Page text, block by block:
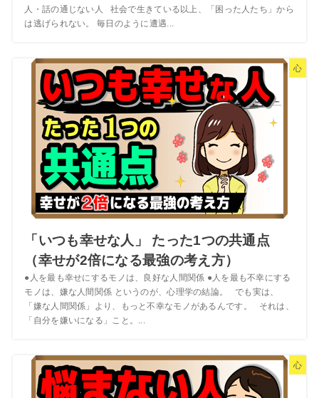
人・話の通じない人 社会で生きている以上、「困った人たち」から
は逃げられない。 毎日のように遭遇...
心
「いつも幸せな人」 たった1つの共通点
（幸せが2倍になる最強の考え方）
●人を最も幸せにするモノは、良好な人間関係 ●人を最も不幸にする
モノは、嫌な人間関係 というのが、心理学の結論。 でも実は、
「嫌な人間関係」より、もっと不幸なモノがあるんです。 それは、
「自分を嫌いになる」こと。...
心